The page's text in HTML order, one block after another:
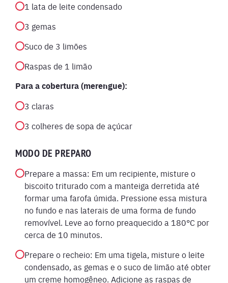
1 lata de leite condensado
3 gemas
Suco de 3 limões
Raspas de 1 limão
Para a cobertura (merengue):
3 claras
3 colheres de sopa de açúcar
MODO DE PREPARO
Prepare a massa: Em um recipiente, misture o
biscoito triturado com a manteiga derretida até
formar uma farofa úmida. Pressione essa mistura
no fundo e nas laterais de uma forma de fundo
removível. Leve ao forno preaquecido a 180°C por
cerca de 10 minutos.
Prepare o recheio: Em uma tigela, misture o leite
condensado, as gemas e o suco de limão até obter
um creme homogêneo. Adicione as raspas de